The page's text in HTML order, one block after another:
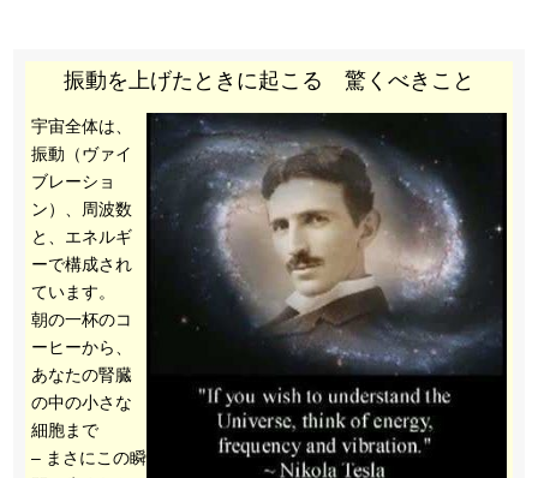
振動を上げたときに起こる 驚くべきこと
宇宙全体は、
振動（ヴァイ
ブレーショ
ン）、周波数
と、エネルギ
ーで構成され
ています。
朝の一杯のコ
ーヒーから、
あなたの腎臓
の中の小さな
細胞まで
– まさにこの瞬